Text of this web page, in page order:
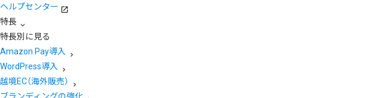
ヘルプセンター
特長
特長別に見る
Amazon Pay導入
WordPress導入
越境EC（海外販売）